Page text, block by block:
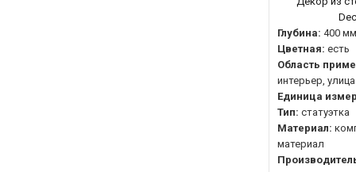
Глубина: 400 мм
Цветная: есть
Область
интерьер, улица
Единица
Тип: статуэтка
Материал:
материал